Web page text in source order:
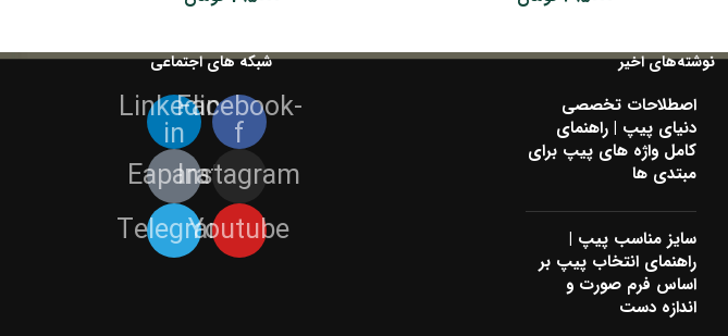
نوشته‌های اخیر
اصطلاحات تخصصی
دنیای پیپ | راهنمای
کامل واژه های پیپ برای
مبتدی ها
سایز مناسب پیپ |
راهنمای انتخاب پیپ بر
اساس فرم صورت و
اندازه دست
شبکه های اجتماعی
Facebook-
f
Linkedin-
in
Instagram
Eaparat
Youtube
Telegram